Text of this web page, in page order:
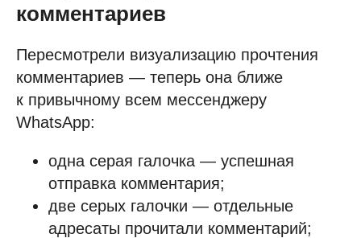
комментариев
Пересмотрели визуализацию прочтения
комментариев — теперь она ближе
к привычному всем мессенджеру
WhatsApp:
одна серая галочка — успешная
отправка комментария;
две серых галочки — отдельные
адресаты прочитали комментарий;